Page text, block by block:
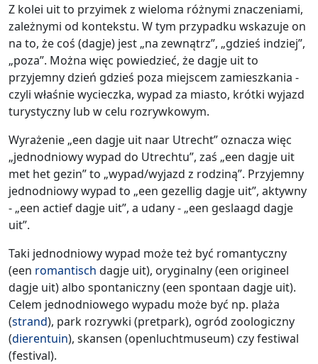
Z kolei uit to przyimek z wieloma różnymi znaczeniami,
zależnymi od kontekstu. W tym przypadku wskazuje on
na to, że coś (dagje) jest „na zewnątrz”, „gdzieś indziej”,
„poza”. Można więc powiedzieć, że dagje uit to
przyjemny dzień gdzieś poza miejscem zamieszkania -
czyli właśnie wycieczka, wypad za miasto, krótki wyjazd
turystyczny lub w celu rozrywkowym.
Wyrażenie „een dagje uit naar Utrecht” oznacza więc
„jednodniowy wypad do Utrechtu”, zaś „een dagje uit
met het gezin” to „wypad/wyjazd z rodziną”. Przyjemny
jednodniowy wypad to „een gezellig dagje uit”, aktywny
- „een actief dagje uit”, a udany - „een geslaagd dagje
uit”.
Taki jednodniowy wypad może też być romantyczny
(een romantisch dagje uit), oryginalny (een origineel
dagje uit) albo spontaniczny (een spontaan dagje uit).
Celem jednodniowego wypadu może być np. plaża
(strand), park rozrywki (pretpark), ogród zoologiczny
(dierentuin), skansen (openluchtmuseum) czy festiwal
(festival).